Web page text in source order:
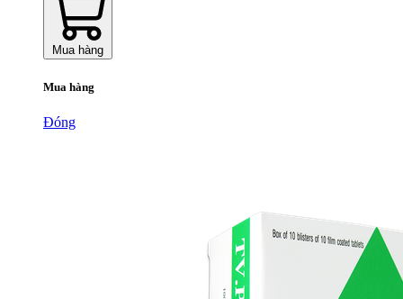
Mua hàng
Mua hàng
Đóng